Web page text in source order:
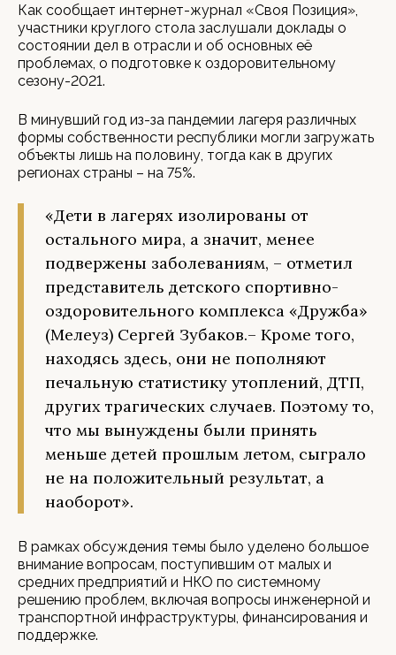
Как сообщает интернет-журнал «Своя Позиция»,
участники круглого стола заслушали доклады о
состоянии дел в отрасли и об основных её
проблемах, о подготовке к оздоровительному
сезону-2021.
В минувший год из-за пандемии лагеря различных
формы собственности республики могли загружать
объекты лишь на половину, тогда как в других
регионах страны – на 75%.
«Дети в лагерях изолированы от
остального мира, а значит, менее
подвержены заболеваниям, – отметил
представитель детского спортивно-
оздоровительного комплекса «Дружба»
(Мелеуз) Сергей Зубаков.– Кроме того,
находясь здесь, они не пополняют
печальную статистику утоплений, ДТП,
других трагических случаев. Поэтому то,
что мы вынуждены были принять
меньше детей прошлым летом, сыграло
не на положительный результат, а
наоборот».
В рамках обсуждения темы было уделено большое
внимание вопросам, поступившим от малых и
средних предприятий и НКО по системному
решению проблем, включая вопросы инженерной и
транспортной инфраструктуры, финансирования и
поддержке.